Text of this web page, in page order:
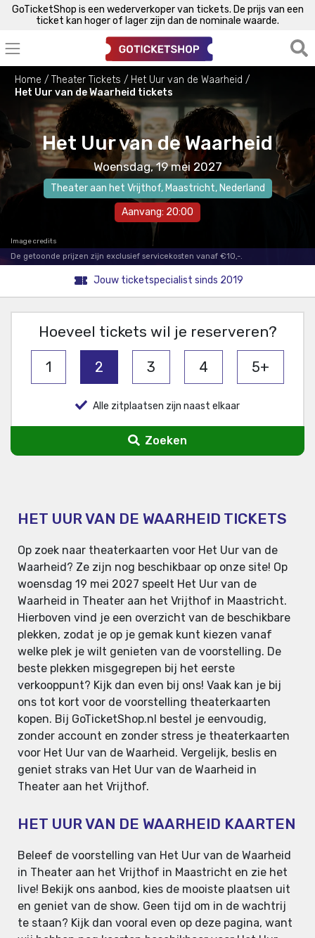
GoTicketShop is een wederverkoper van tickets. De prijs van een
ticket kan hoger of lager zijn dan de nominale waarde.
Home Theater Tickets
Het Uur van de Waarheid
Het Uur van de Waarheid tickets
Het Uur van de Waarheid
Woensdag, 19 mei 2027
Theater aan het Vrijthof, Maastricht, Nederland
Aanvang: 20:00
Image credits
De getoonde prijzen zijn exclusief servicekosten vanaf €10,-.
Jouw ticketspecialist sinds 2019
Hoeveel tickets wil je reserveren?
1 2 3 4 5+
Alle zitplaatsen zijn naast elkaar
Zoeken
HET UUR VAN DE WAARHEID TICKETS
Op zoek naar theaterkaarten voor Het Uur van de
Waarheid? Ze zijn nog beschikbaar op onze site! Op
woensdag 19 mei 2027 speelt Het Uur van de
Waarheid in Theater aan het Vrijthof in Maastricht.
Hierboven vind je een overzicht van de beschikbare
plekken, zodat je op je gemak kunt kiezen vanaf
welke plek je wilt genieten van de voorstelling. De
beste plekken misgegrepen bij het eerste
verkooppunt? Kijk dan even bij ons! Vaak kan je bij
ons tot kort voor de voorstelling theaterkaarten
kopen. Bij GoTicketShop.nl bestel je eenvoudig,
zonder account en zonder stress je theaterkaarten
voor Het Uur van de Waarheid. Vergelijk, beslis en
geniet straks van Het Uur van de Waarheid in
Theater aan het Vrijthof.
HET UUR VAN DE WAARHEID KAARTEN
Beleef de voorstelling van Het Uur van de Waarheid
in Theater aan het Vrijthof in Maastricht en zie het
live! Bekijk ons aanbod, kies de mooiste plaatsen uit
en geniet van de show. Geen tijd om in de wachtrij
te staan? Kijk dan vooral even op deze pagina, want